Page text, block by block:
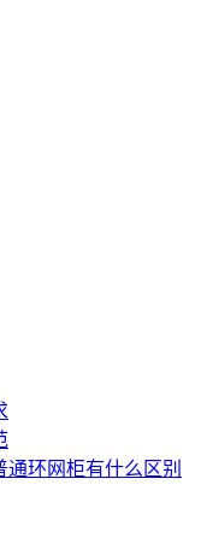
环网柜有什么区别